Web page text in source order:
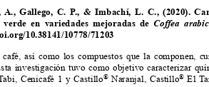
Gallego,  C.  P.,  &  Imbachí,  L.  C.,  (2020).
en  variedades  mejoradas  de Coffea
10.38141/10778/71203
así  como  los  compuestos  que  la  componen,
investigación  tuvo  como  objetivo  caracterizar
Cenicafé  1  y  Castillo®
  Naranjal,  Castillo
®
El